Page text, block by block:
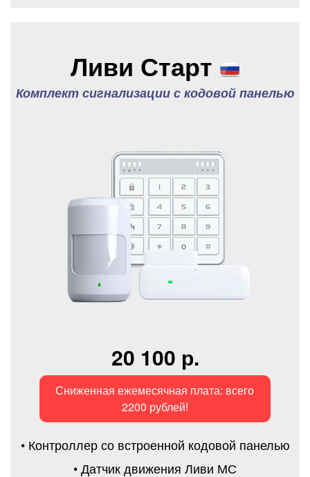
Ливи Старт
Комплект сигнализации с кодовой панелью
20 100 р.
Сниженная ежемесячная плата: всего
2200 рублей!
• Контроллер со встроенной кодовой панелью
• Датчик движения Ливи МС